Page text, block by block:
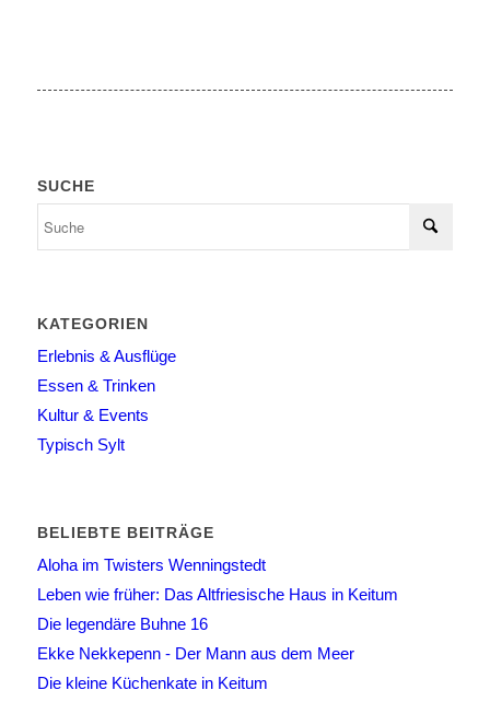
SUCHE
KATEGORIEN
Erlebnis & Ausflüge
Essen & Trinken
Kultur & Events
Typisch Sylt
BELIEBTE BEITRÄGE
Aloha im Twisters Wenningstedt
Leben wie früher: Das Altfriesische Haus in Keitum
Die legendäre Buhne 16
Ekke Nekkepenn - Der Mann aus dem Meer
Die kleine Küchenkate in Keitum